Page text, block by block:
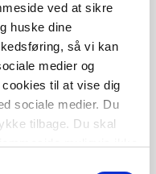
ved at sikre
huske dine
så vi kan
medier og
til at vise dig
sociale medier. Du
tilbage. Du skal
en ’jeg
do’
på at styrke de
betyder: